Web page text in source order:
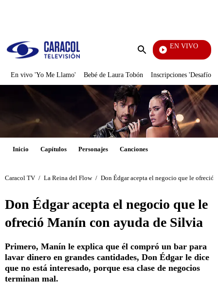
Enviar
EN VIVO
EFÉ
En vivo 'Yo Me Llamo' Bebé de Laura Tobón Inscripciones 'Desafío'
Inicio Capítulos Personajes Canciones
Caracol TV / La Reina del Flow / Don Édgar acepta el negocio que le
Don Édgar acepta el negocio que le
ofreció Manín con ayuda de Silvia
Primero, Manín le explica que él compró un bar para
lavar dinero en grandes cantidades, Don Édgar le dice
que no está interesado, porque esa clase de negocios
terminan mal.